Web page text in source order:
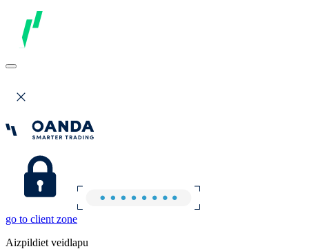
go to client zone
Aizpildiet veidlapu